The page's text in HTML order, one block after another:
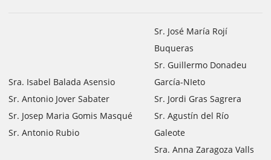
Sra. Isabel Balada Asensio
Sr. Antonio Jover Sabater
Sr. Josep Maria Gomis Masqué
Sr. Antonio Rubio
Sr. José María Rojí
Buqueras
Sr. Guillermo Donadeu
García-NIeto
Sr. Jordi Gras Sagrera
Sr. Agustín del Río
Galeote
Sra. Anna Zaragoza Valls